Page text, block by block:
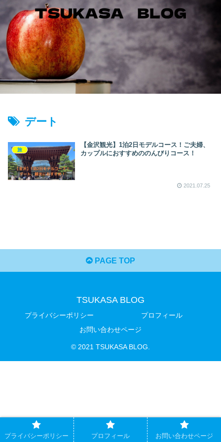
デート
旅
【金沢観光】1泊2日モデルコース！ご夫婦、
カップルにおすすめののんびりコース！
2021.07.25
PAGE TOP
TSUKASA BLOG
プライバシーポリシー
プロフィール
お問い合わせページ
© 2021 TSUKASA BLOG.
プライバシーポリシー プロフィール お問い合わせページ